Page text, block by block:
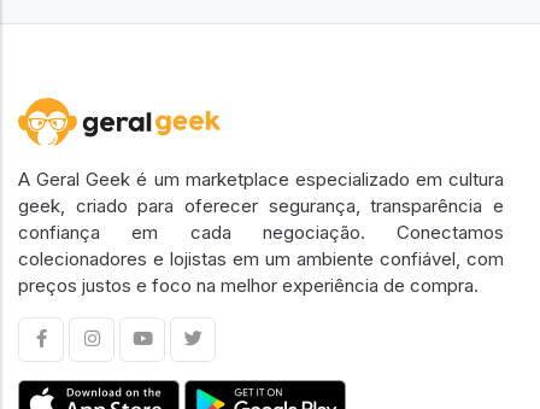
A Geral Geek é um marketplace especializado em cultura
geek, criado para oferecer segurança, transparência e
confiança em cada negociação. Conectamos
colecionadores e lojistas em um ambiente confiável, com
preços justos e foco na melhor experiência de compra.